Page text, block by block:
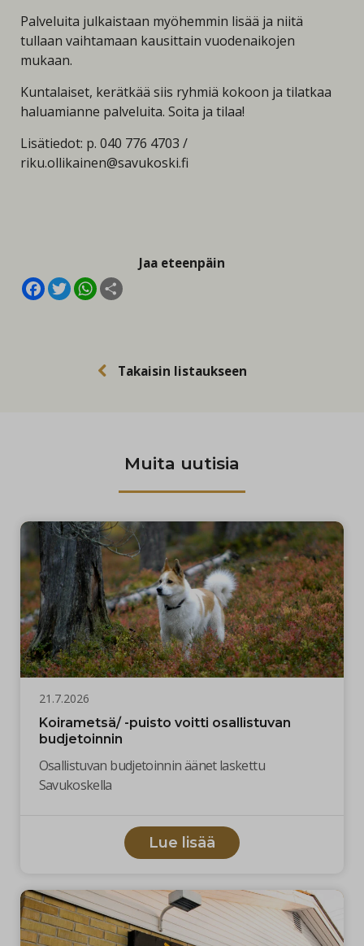
Palveluita julkaistaan myöhemmin lisää ja niitä
tullaan vaihtamaan kausittain vuodenaikojen
mukaan.
Kuntalaiset, kerätkää siis ryhmiä kokoon ja tilatkaa
haluamianne palveluita. Soita ja tilaa!
Lisätiedot: p. 040 776 4703 /
riku.ollikainen@savukoski.fi
Takaisin listaukseen
Jaa eteenpäin
Facebook
TwitterWhatsApp
Muita uutisia
21.7.2026
Koirametsä/ -puisto voitti osallistuvan
budjetoinnin
Osallistuvan budjetoinnin äänet laskettu
Savukoskella
Lue lisää